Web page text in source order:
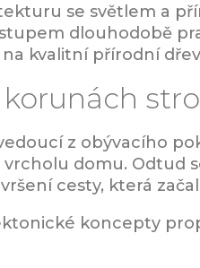
se světlem a
dlouhodobě
kvalitní přírodní
z obývacího
domu. Odtud
cesty, která
koncepty